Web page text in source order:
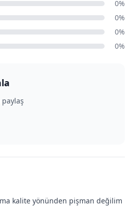
0%
0%
0%
0%
kalite yönünden pişman değilim